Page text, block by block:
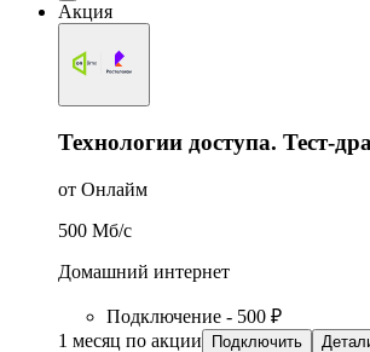
Акция
Технологии доступа. Тест-
от Онлайм
500 Мб/c
Домашний интернет
Подключение - 500 ₽
1 месяц по акции
Подключить